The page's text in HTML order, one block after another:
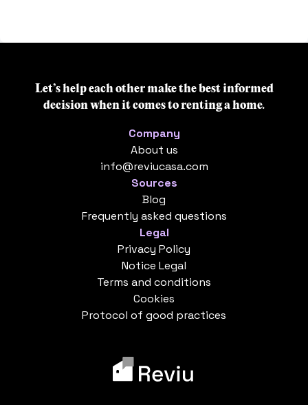
Let’s help each other make the best informed
decision when it comes to renting a home.
Company
About us
info@reviucasa.com
Sources
Blog
Frequently asked questions
Legal
Privacy Policy
Notice Legal
Terms and conditions
Cookies
Protocol of good practices